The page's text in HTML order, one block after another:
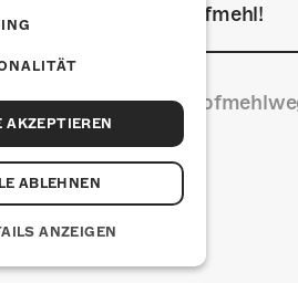
in die Kulturfabrik Kofmehl!
Kofmehl
AKZEPTIEREN
ABLEHNEN
ANZEIGEN